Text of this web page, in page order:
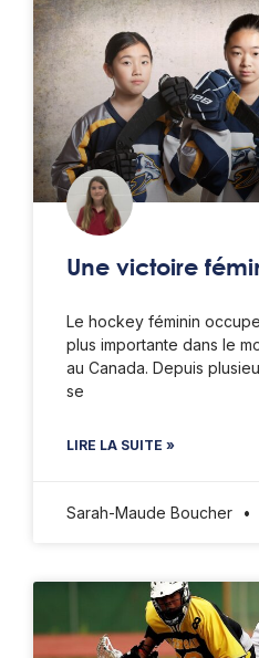
Une victoire
Le hockey féminin
plus importante dans le
au Canada. Depuis
se
LIRE LA SUITE »
Sarah-Maude Boucher